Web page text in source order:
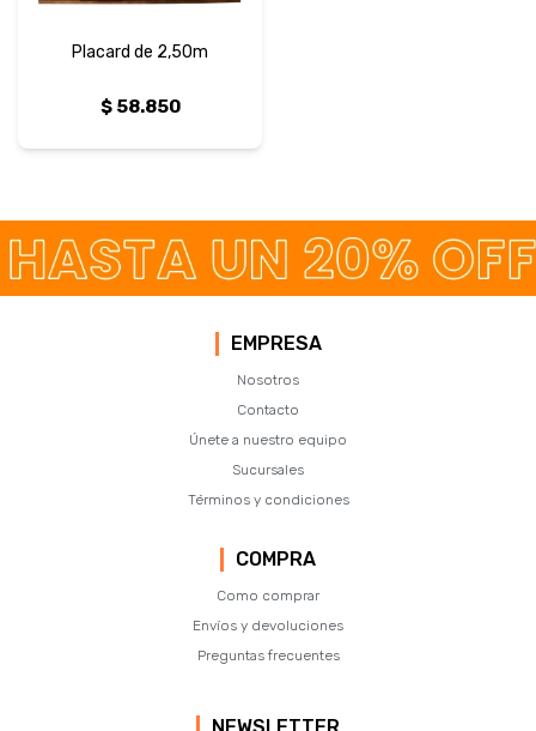
Placard de 2,50m
$ 58.850
EMPRESA
Nosotros
Contacto
Únete a nuestro equipo
Sucursales
Términos y condiciones
COMPRA
Como comprar
Envíos y devoluciones
Preguntas frecuentes